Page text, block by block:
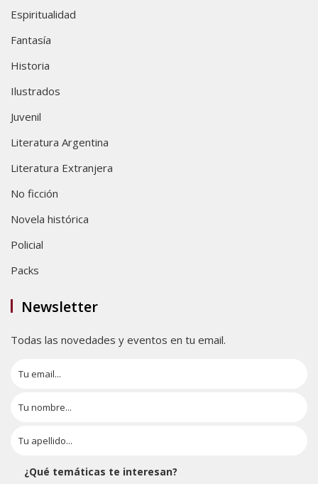
Espiritualidad
Fantasía
Historia
Ilustrados
Juvenil
Literatura Argentina
Literatura Extranjera
No ficción
Novela histórica
Policial
Packs
Newsletter
Todas las novedades y eventos en tu email.
¿Qué temáticas te interesan?